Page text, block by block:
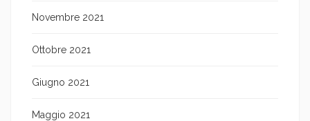
Novembre 2021
Ottobre 2021
Giugno 2021
Maggio 2021